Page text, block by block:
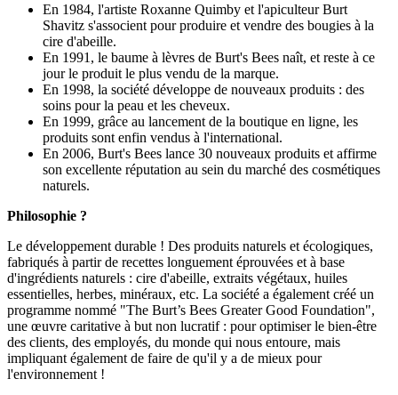
En 1984, l'artiste Roxanne Quimby et l'apiculteur Burt
Shavitz s'associent pour produire et vendre des bougies à la
cire d'abeille.
En 1991, le baume à lèvres de Burt's Bees naît, et reste à ce
jour le produit le plus vendu de la marque.
En 1998, la société développe de nouveaux produits : des
soins pour la peau et les cheveux.
En 1999, grâce au lancement de la boutique en ligne, les
produits sont enfin vendus à l'international.
En 2006, Burt's Bees lance 30 nouveaux produits et affirme
son excellente réputation au sein du marché des cosmétiques
naturels.
Philosophie ?
Le développement durable ! Des produits naturels et écologiques,
fabriqués à partir de recettes longuement éprouvées et à base
d'ingrédients naturels : cire d'abeille, extraits végétaux, huiles
essentielles, herbes, minéraux, etc. La société a également créé un
programme nommé "The Burt’s Bees Greater Good Foundation",
une œuvre caritative à but non lucratif : pour optimiser le bien-être
des clients, des employés, du monde qui nous entoure, mais
impliquant également de faire de qu'il y a de mieux pour
l'environnement !